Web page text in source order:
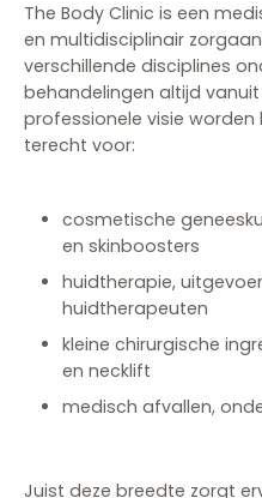
The Body Clinic is een
en multidisciplinair
verschillende disciplines
behandelingen altijd
professionele visie worden
terecht voor:
cosmetische
en skinboosters
huidtherapie,
huidtherapeuten
kleine chirurgische
en necklift
medisch afvallen,
Juist deze breedte zorgt